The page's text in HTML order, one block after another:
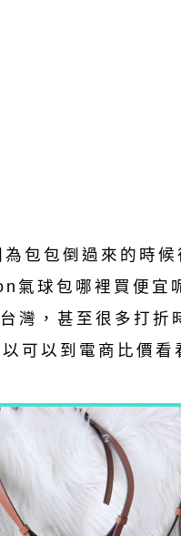
包包倒過來的時候
球包哪裡買便宜
灣，甚至很多打折
可以到電商比價看